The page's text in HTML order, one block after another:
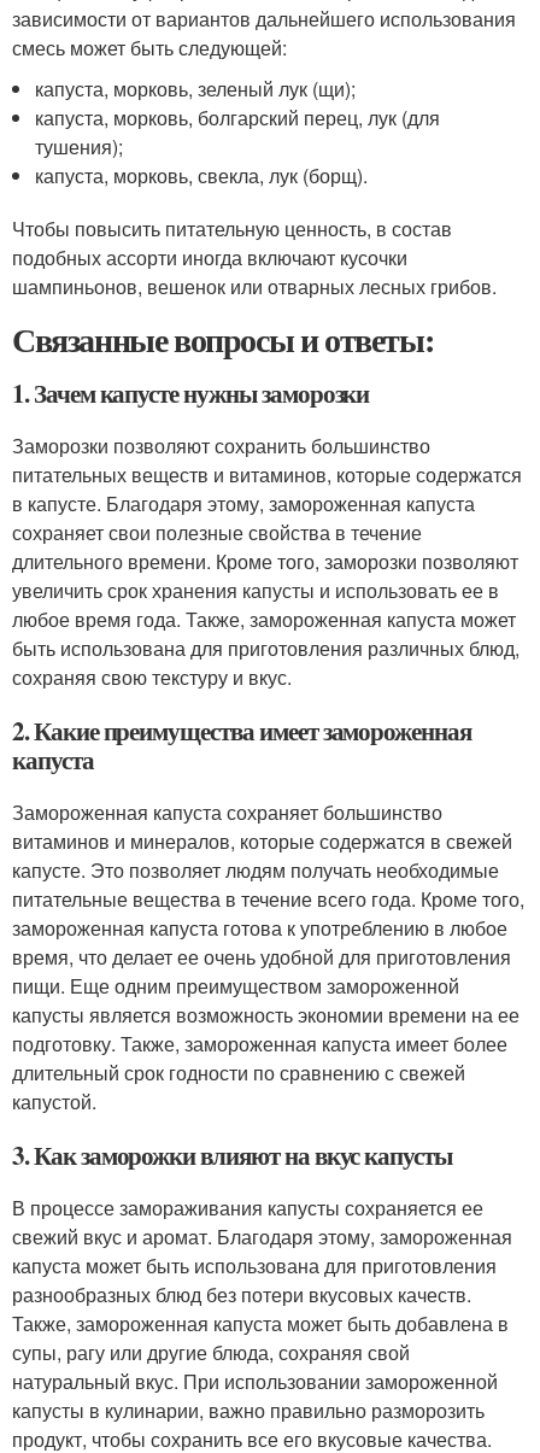
зависимости от вариантов дальнейшего использования
смесь может быть следующей:
капуста, морковь, зеленый лук (щи);
капуста, морковь, болгарский перец, лук (для
тушения);
капуста, морковь, свекла, лук (борщ).
Чтобы повысить питательную ценность, в состав
подобных ассорти иногда включают кусочки
шампиньонов, вешенок или отварных лесных грибов.
Связанные вопросы и ответы:
1. Зачем капусте нужны заморозки
Заморозки позволяют сохранить большинство
питательных веществ и витаминов, которые содержатся
в капусте. Благодаря этому, замороженная капуста
сохраняет свои полезные свойства в течение
длительного времени. Кроме того, заморозки позволяют
увеличить срок хранения капусты и использовать ее в
любое время года. Также, замороженная капуста может
быть использована для приготовления различных блюд,
сохраняя свою текстуру и вкус.
2. Какие преимущества имеет замороженная
капуста
Замороженная капуста сохраняет большинство
витаминов и минералов, которые содержатся в свежей
капусте. Это позволяет людям получать необходимые
питательные вещества в течение всего года. Кроме того,
замороженная капуста готова к употреблению в любое
время, что делает ее очень удобной для приготовления
пищи. Еще одним преимуществом замороженной
капусты является возможность экономии времени на ее
подготовку. Также, замороженная капуста имеет более
длительный срок годности по сравнению с свежей
капустой.
3. Как заморожки влияют на вкус капусты
В процессе замораживания капусты сохраняется ее
свежий вкус и аромат. Благодаря этому, замороженная
капуста может быть использована для приготовления
разнообразных блюд без потери вкусовых качеств.
Также, замороженная капуста может быть добавлена в
супы, рагу или другие блюда, сохраняя свой
натуральный вкус. При использовании замороженной
капусты в кулинарии, важно правильно разморозить
продукт, чтобы сохранить все его вкусовые качества.